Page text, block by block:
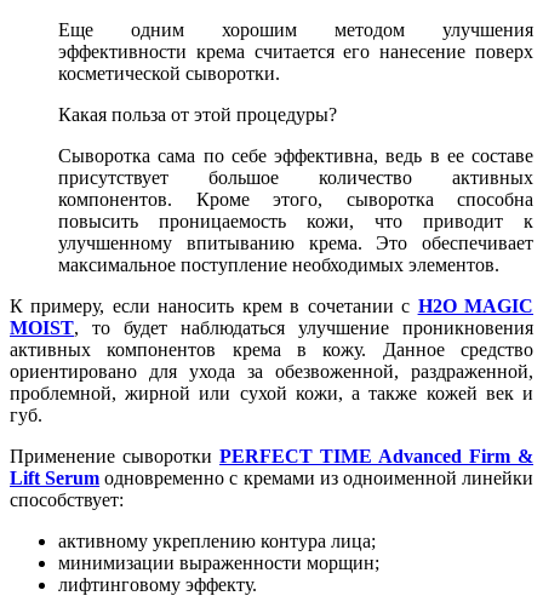
Еще одним хорошим методом улучшения
эффективности крема считается его нанесение поверх
косметической сыворотки.
Какая польза от этой процедуры?
Сыворотка сама по себе эффективна, ведь в ее составе
присутствует большое количество активных
компонентов. Кроме этого, сыворотка способна
повысить проницаемость кожи, что приводит к
улучшенному впитыванию крема. Это обеспечивает
максимальное поступление необходимых элементов.
К примеру, если наносить крем в сочетании с H2O MAGIC
MOIST, то будет наблюдаться улучшение проникновения
активных компонентов крема в кожу. Данное средство
ориентировано для ухода за обезвоженной, раздраженной,
проблемной, жирной или сухой кожи, а также кожей век и
губ.
Применение сыворотки PERFECT TIME Advanced Firm &
Lift Serum одновременно с кремами из одноименной линейки
способствует:
активному укреплению контура лица;
минимизации выраженности морщин;
лифтинговому эффекту.